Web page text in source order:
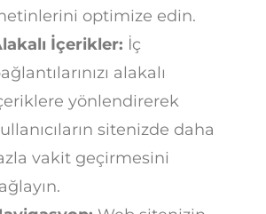
optimize edin.
İçerikler: İç
alakalı
yönlendirerek
sitenizde daha
vakit geçirmesini